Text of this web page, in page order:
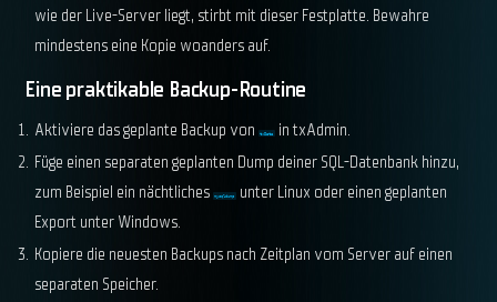
wie der Live-Server liegt, stirbt mit dieser Festplatte. Bewahre
mindestens eine Kopie woanders auf.
Eine praktikable Backup-Routine
Aktiviere das geplante Backup von txData
in txAdmin.
Füge einen separaten geplanten Dump deiner SQL-Datenbank hinzu,
zum Beispiel ein nächtliches
mysqldump
unter Linux oder einen geplanten
Export unter Windows.
Kopiere die neuesten Backups nach Zeitplan vom Server auf einen
separaten Speicher.